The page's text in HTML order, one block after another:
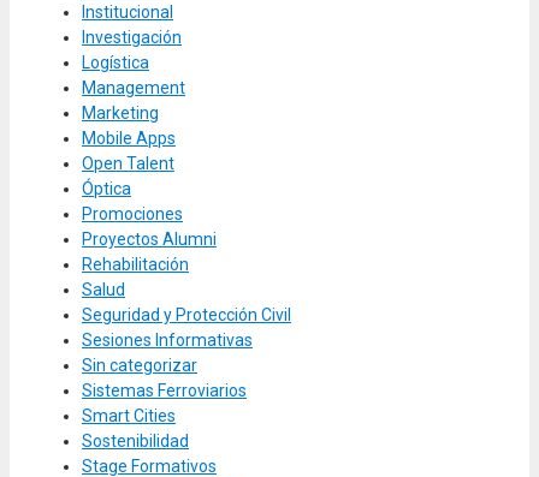
Institucional
Investigación
Logística
Management
Marketing
Mobile Apps
Open Talent
Óptica
Promociones
Proyectos Alumni
Rehabilitación
Salud
Seguridad y Protección Civil
Sesiones Informativas
Sin categorizar
Sistemas Ferroviarios
Smart Cities
Sostenibilidad
Stage Formativos